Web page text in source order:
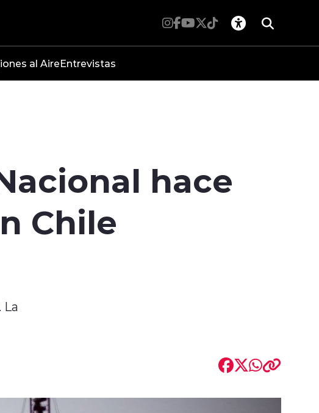
al AireEntrevistas
hace
Chile